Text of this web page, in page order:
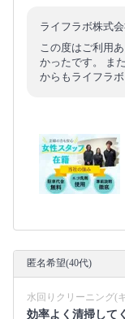
ライフラボ株式
この度はご利用
かったです。 ま
からもライフラ
匿名希望(40代)
水回りクリーニング(
効率よく清掃して